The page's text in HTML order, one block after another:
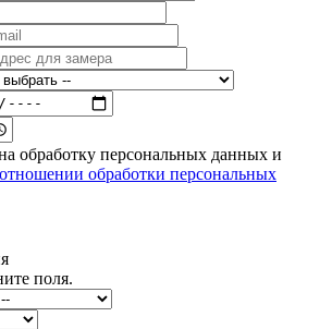
обработку персональных данных и
обработки персональных
поля.